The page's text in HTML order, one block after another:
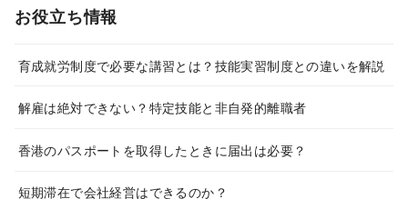
お役立ち情報
育成就労制度で必要な講習とは？技能実習制度との違いを解説
解雇は絶対できない？特定技能と非自発的離職者
香港のパスポートを取得したときに届出は必要？
短期滞在で会社経営はできるのか？